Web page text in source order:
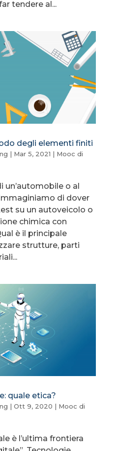
tendere al...
degli elementi finiti
| Mar 5, 2021 | Mooc di
un’automobile o al
di dover
su un autoveicolo o
chimica con
è il principale
strutture, parti
quale etica?
| Ott 9, 2020 | Mooc di
è l’ultima frontiera